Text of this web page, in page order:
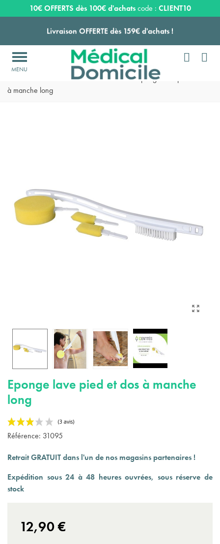
Aide à la toilette > Eponge lave pied et dos
à manche long
Eponge lave pied et dos à manche
long
Référence: 31095
Retrait GRATUIT dans l'un de nos magasins partenaires !
Expédition sous 24 à 48 heures ouvrées, sous réserve de
stock
12,90 €
10€ OFFERTS dès 100€ d'achatscode : CLIENT10
Livraison OFFERTE dès 159€ d'achats !
Payez en 3 ou 4 fois SANS FRAIS à partir de 100
Expédition sous 24 à 48 heures ouvrées*

